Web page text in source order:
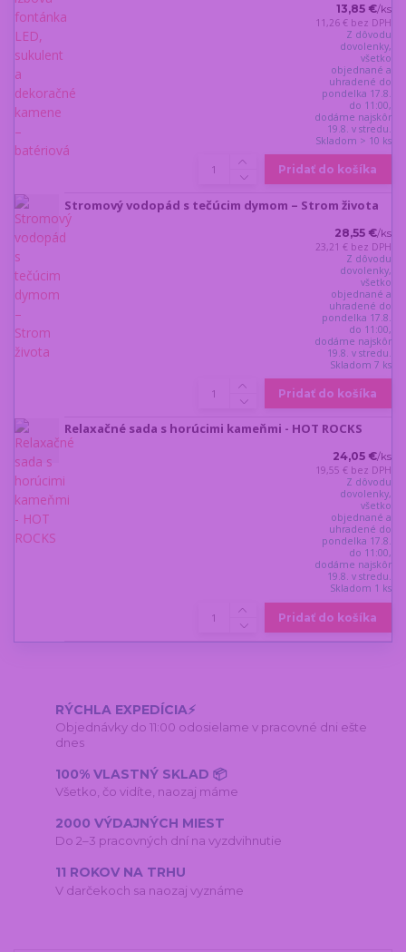
13,85 €/ks
11,26 € bez DPH
Z dôvodu
dovolenky,
všetko
objednané a
uhradené do
pondelka 17.8.
do 11:00,
dodáme najskôr
19.8. v stredu.
Skladom > 10 ks
Pridať do košíka
Stromový vodopád s tečúcim dymom – Strom života
28,55 €/ks
23,21 € bez DPH
Z dôvodu
dovolenky,
všetko
objednané a
uhradené do
pondelka 17.8.
do 11:00,
dodáme najskôr
19.8. v stredu.
Skladom 7 ks
Pridať do košíka
Relaxačné sada s horúcimi kameňmi - HOT ROCKS
24,05 €/ks
19,55 € bez DPH
Z dôvodu
dovolenky,
všetko
objednané a
uhradené do
pondelka 17.8.
do 11:00,
dodáme najskôr
19.8. v stredu.
Skladom 1 ks
Pridať do košíka
RÝCHLA EXPEDÍCIA⚡
Objednávky do 11:00 odosielame v pracovné dni ešte
dnes
100% VLASTNÝ SKLAD 📦
Všetko, čo vidíte, naozaj máme
2000 VÝDAJNÝCH MIEST
Do 2–3 pracovných dní na vyzdvihnutie
11 ROKOV NA TRHU
V darčekoch sa naozaj vyznáme